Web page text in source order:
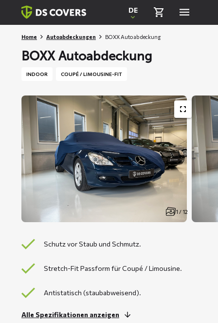
Skiplinks
DE
Home Autoabdeckungen BOXX Autoabdeckung
BOXX Autoabdeckung
INDOOR COUPÉ / LIMOUSINE-FIT
1 / 12
Schutz vor Staub und Schmutz.
Stretch-Fit Passform für Coupé / Limousine.
Antistatisch (staubabweisend).
Alle Spezifikationen anzeigen